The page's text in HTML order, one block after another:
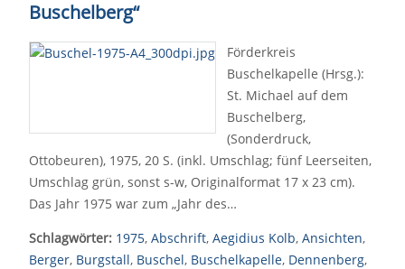
Buschelberg“
Förderkreis
Buschelkapelle (Hrsg.):
St. Michael auf dem
Buschelberg,
(Sonderdruck,
Ottobeuren), 1975, 20 S. (inkl. Umschlag; fünf Leerseiten,
Umschlag grün, sonst s-w, Originalformat 17 x 23 cm).
Das Jahr 1975 war zum „Jahr des…
Schlagwörter: 1975, Abschrift, Aegidius Kolb, Ansichten,
Berger, Burgstall, Buschel, Buschelkapelle, Dennenberg,